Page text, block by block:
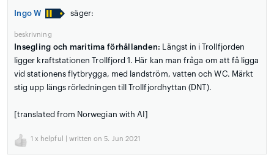
Ingo W säger:
beskrivning
Insegling och maritima förhållanden:
Längst in i Trollfjorden
ligger kraftstationen Trollfjord 1. Här kan man fråga om att få ligga
vid stationens flytbrygga, med landström, vatten och WC. Märkt
stig upp längs rörledningen till Trollfjordhyttan (DNT).
[translated from Norwegian with AI]
1 x helpful | written on 5. Jun 2021